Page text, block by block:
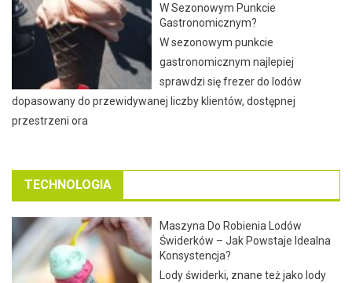
W Sezonowym Punkcie
Gastronomicznym?
W sezonowym punkcie
gastronomicznym najlepiej
sprawdzi się frezer do lodów
dopasowany do przewidywanej liczby klientów, dostępnej
przestrzeni ora
TECHNOLOGIA
Maszyna Do Robienia Lodów
Świderków – Jak Powstaje Idealna
Konsystencja?
Lody świderki, znane też jako lody